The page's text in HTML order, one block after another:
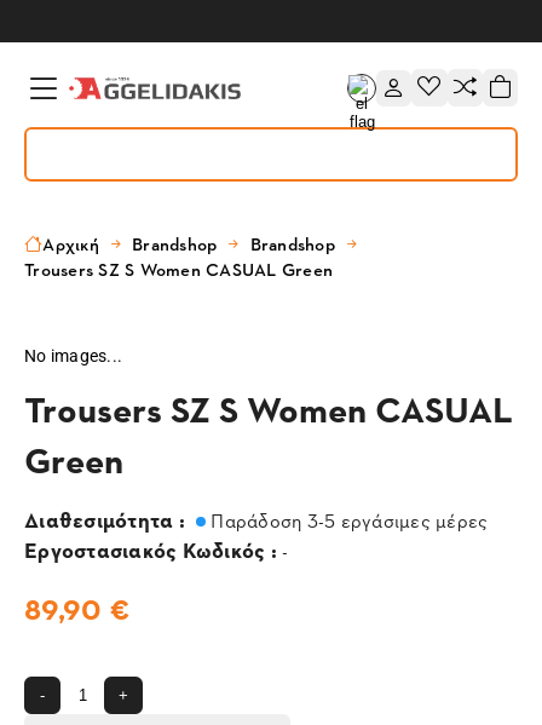
Αρχική Brandshop
Brandshop
Trousers SZ S Women CASUAL Green
No images...
Trousers SZ S Women CASUAL
Green
Διαθεσιμότητα : Παράδοση 3-5 εργάσιμες μέρες
Εργοστασιακός Κωδικός : -
89,90 €
- +